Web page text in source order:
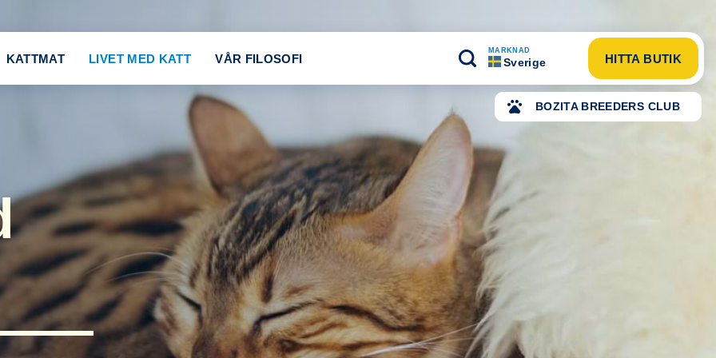
BOZITA BREEDERS CLUB
KATTMAT LIVET MED KATT VÅR FILOSOFI
MARKNAD
Sverige HITTA BUTIK